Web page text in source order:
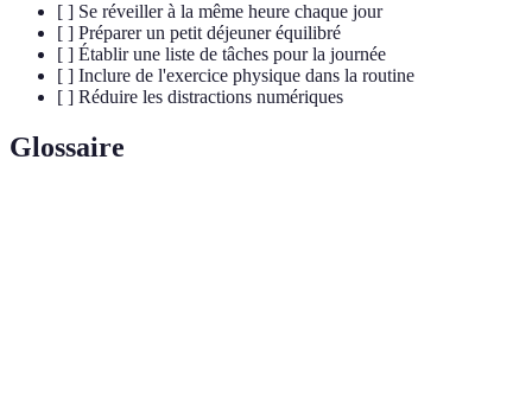
[ ] Se réveiller à la même heure chaque jour
[ ] Préparer un petit déjeuner équilibré
[ ] Établir une liste de tâches pour la journée
[ ] Inclure de l'exercice physique dans la routine
[ ] Réduire les distractions numériques
Glossaire